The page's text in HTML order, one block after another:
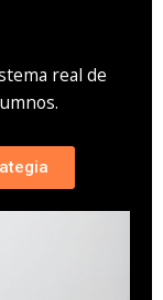
real de